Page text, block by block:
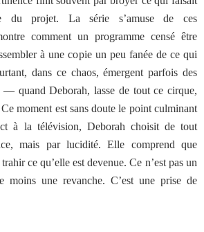
du projet. La série s’amuse de ces
comment un programme censé être
à une copie un peu fanée de ce qui
dans ce chaos, émergent parfois des
— quand Deborah, lasse de tout ce cirque,
moment est sans doute le point culminant
à la télévision, Deborah choisit de tout
mais par lucidité. Elle comprend que
ce qu’elle est devenue. Ce n’est pas un
moins une revanche. C’est une prise de